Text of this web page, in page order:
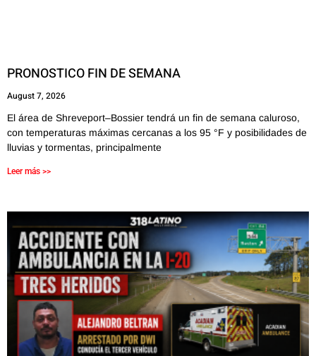
PRONOSTICO FIN DE SEMANA
August 7, 2026
El área de Shreveport–Bossier tendrá un fin de semana caluroso,
con temperaturas máximas cercanas a los 95 °F y posibilidades de
lluvias y tormentas, principalmente
Leer más >>